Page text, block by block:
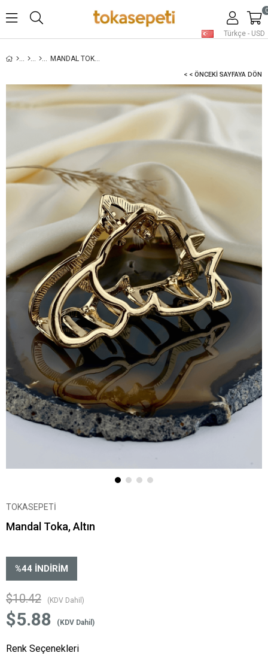
Türkçe - USD
0
MANDAL TOKA, ALTIN
< < ÖNCEKI SAYFAYA DÖN
TOKASEPETİ
Mandal Toka, Altın
%44 İNDIRIM
$10.42 (KDV Dahil)
$5.88 (KDV Dahil)
Renk Seçenekleri